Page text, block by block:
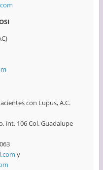
con Lupus, A.C.
int. 106 Col. Guadalupe
y